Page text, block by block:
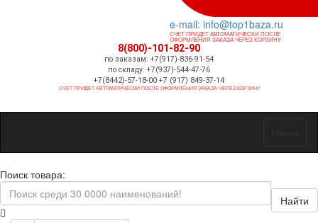
e-mail: info@top1baza.ru
СЧЕТ ПРИДЕТ АВТОМАТИЧЕСКИ ПОСЛЕ
ОФОРМЛЕНИЯ ЗАКАЗА ЧЕРЕЗ КОРЗИНУ
8(800)-101-82-90
по заказам: +7(917)-836-91-54
по складу: +7(937)-544-47-76
+7(8442)-57-18-00 +7 (917) 849-37-14
СЧЕТ ПРИДЕТ АВТОМАТИЧЕСКИ ПОСЛЕ ОФОРМЛЕНИЯ ЗАКАЗА ЧЕРЕЗ КОРЗИНУ
Поиск товара:
Найти